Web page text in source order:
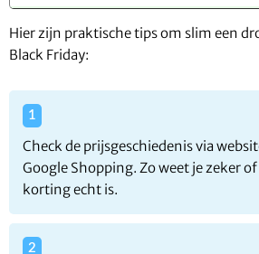
Hier zijn praktische tips om slim een
Black Friday:
Check de prijsgeschiedenis via
Google Shopping. Zo weet je zeker
korting echt is.